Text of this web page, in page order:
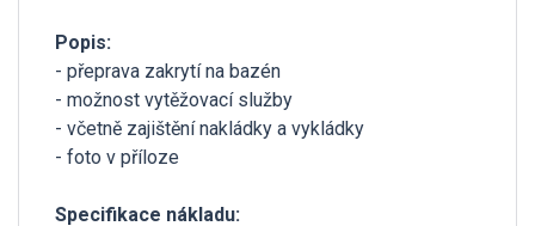
Popis:
- přeprava zakrytí na bazén
- možnost vytěžovací služby
- včetně zajištění nakládky a vykládky
- foto v příloze
Specifikace nákladu: